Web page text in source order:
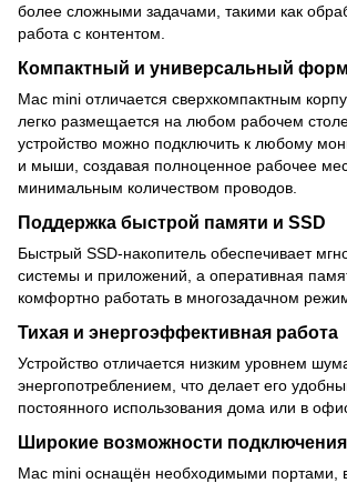
более сложными задачами, такими как
работа с контентом.
Компактный и универсальный
Mac mini отличается сверхкомпактным
легко размещается на любом рабочем
устройство можно подключить к любому
и мыши, создавая полноценное рабочее
минимальным количеством проводов.
Поддержка быстрой памяти и SSD
Быстрый SSD-накопитель обеспечивает
системы и приложений, а оперативная
комфортно работать в многозадачном
Тихая и энергоэффективная работа
Устройство отличается низким уровнем
энергопотреблением, что делает его
постоянного использования дома или в
Широкие возможности подключения
Mac mini оснащён необходимыми портами,